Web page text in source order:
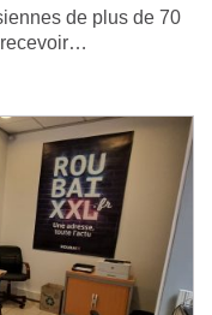
de plus de 70
recevoir…